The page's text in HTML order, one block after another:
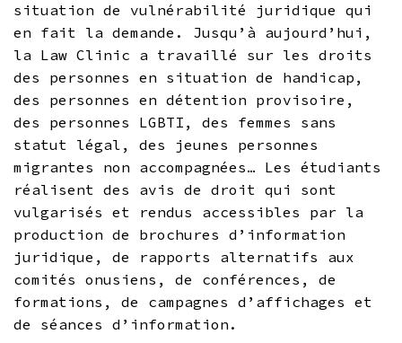
situation de vulnérabilité juridique qui
en fait la demande. Jusqu’à aujourd’hui,
la Law Clinic a travaillé sur les droits
des personnes en situation de handicap,
des personnes en détention provisoire,
des personnes LGBTI, des femmes sans
statut légal, des jeunes personnes
migrantes non accompagnées… Les étudiants
réalisent des avis de droit qui sont
vulgarisés et rendus accessibles par la
production de brochures d’information
juridique, de rapports alternatifs aux
comités onusiens, de conférences, de
formations, de campagnes d’affichages et
de séances d’information.